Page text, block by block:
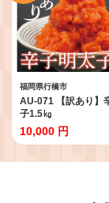
福岡県行橋市
AU-071 【訳あり】
子1.5㎏
10,000 円